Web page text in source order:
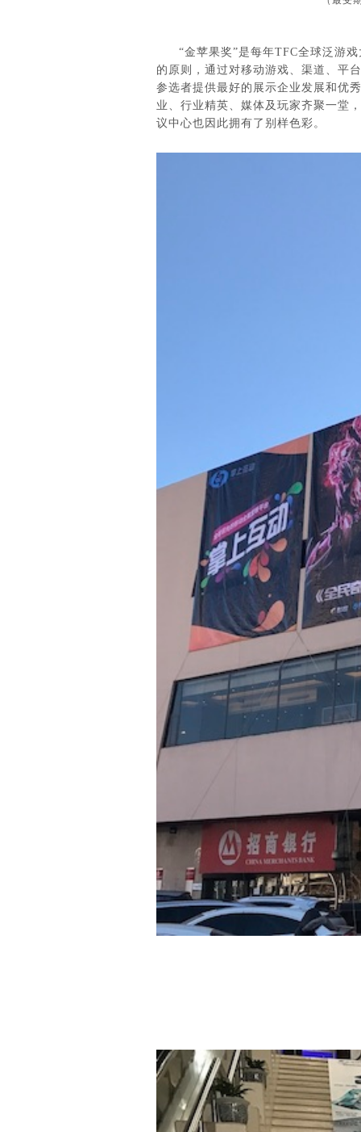
“金苹果奖”是每年TFC全球泛游
的原则，通过对移动游戏、渠道、平
参选者提供最好的展示企业发展和优
业、行业精英、媒体及玩家齐聚一堂
议中心也因此拥有了别样色彩。